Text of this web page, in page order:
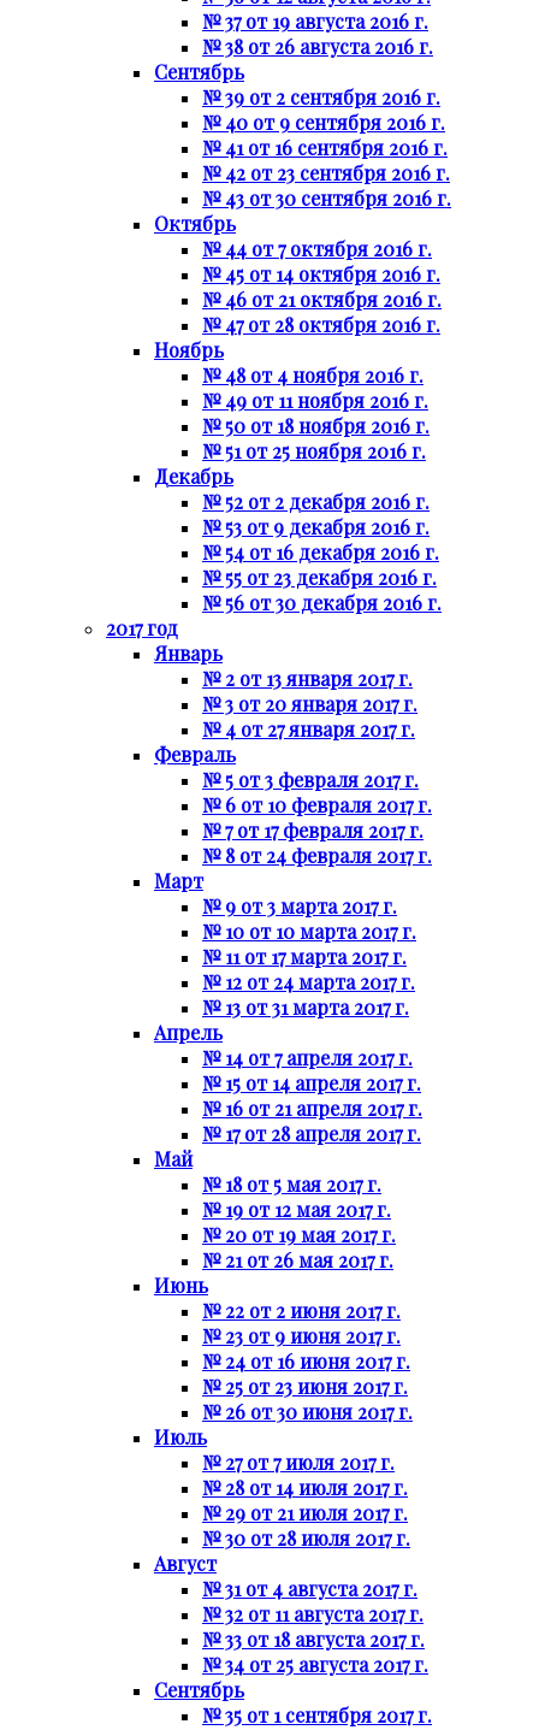
№ 37 от 19 августа 2016 г.
№ 38 от 26 августа 2016 г.
Сентябрь
№ 39 от 2 сентября 2016 г.
№ 40 от 9 сентября 2016 г.
№ 41 от 16 сентября 2016 г.
№ 42 от 23 сентября 2016 г.
№ 43 от 30 сентября 2016 г.
Октябрь
№ 44 от 7 октября 2016 г.
№ 45 от 14 октября 2016 г.
№ 46 от 21 октября 2016 г.
№ 47 от 28 октября 2016 г.
Ноябрь
№ 48 от 4 ноября 2016 г.
№ 49 от 11 ноября 2016 г.
№ 50 от 18 ноября 2016 г.
№ 51 от 25 ноября 2016 г.
Декабрь
№ 52 от 2 декабря 2016 г.
№ 53 от 9 декабря 2016 г.
№ 54 от 16 декабря 2016 г.
№ 55 от 23 декабря 2016 г.
№ 56 от 30 декабря 2016 г.
2017 год
Январь
№ 2 от 13 января 2017 г.
№ 3 от 20 января 2017 г.
№ 4 от 27 января 2017 г.
Февраль
№ 5 от 3 февраля 2017 г.
№ 6 от 10 февраля 2017 г.
№ 7 от 17 февраля 2017 г.
№ 8 от 24 февраля 2017 г.
Март
№ 9 от 3 марта 2017 г.
№ 10 от 10 марта 2017 г.
№ 11 от 17 марта 2017 г.
№ 12 от 24 марта 2017 г.
№ 13 от 31 марта 2017 г.
Апрель
№ 14 от 7 апреля 2017 г.
№ 15 от 14 апреля 2017 г.
№ 16 от 21 апреля 2017 г.
№ 17 от 28 апреля 2017 г.
Май
№ 18 от 5 мая 2017 г.
№ 19 от 12 мая 2017 г.
№ 20 от 19 мая 2017 г.
№ 21 от 26 мая 2017 г.
Июнь
№ 22 от 2 июня 2017 г.
№ 23 от 9 июня 2017 г.
№ 24 от 16 июня 2017 г.
№ 25 от 23 июня 2017 г.
№ 26 от 30 июня 2017 г.
Июль
№ 27 от 7 июля 2017 г.
№ 28 от 14 июля 2017 г.
№ 29 от 21 июля 2017 г.
№ 30 от 28 июля 2017 г.
Август
№ 31 от 4 августа 2017 г.
№ 32 от 11 августа 2017 г.
№ 33 от 18 августа 2017 г.
№ 34 от 25 августа 2017 г.
Сентябрь
№ 35 от 1 сентября 2017 г.